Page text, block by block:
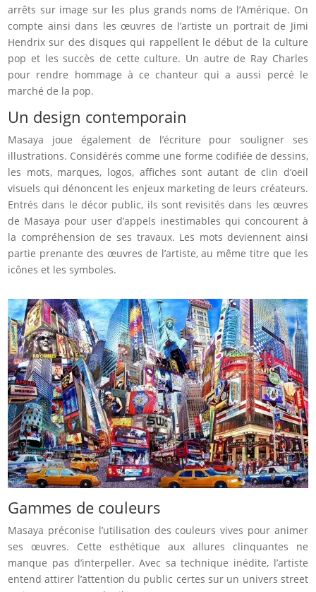
arrêts sur image sur les plus grands noms de l’Amérique. On
compte ainsi dans les œuvres de l’artiste un portrait de Jimi
Hendrix sur des disques qui rappellent le début de la culture
pop et les succès de cette culture. Un autre de Ray Charles
pour rendre hommage à ce chanteur qui a aussi percé le
marché de la pop.
Un design contemporain
Masaya joue également de l’écriture pour souligner ses
illustrations. Considérés comme une forme codifiée de dessins,
les mots, marques, logos, affiches sont autant de clin d’oeil
visuels qui dénoncent les enjeux marketing de leurs créateurs.
Entrés dans le décor public, ils sont revisités dans les œuvres
de Masaya pour user d’appels inestimables qui concourent à
la compréhension de ses travaux. Les mots deviennent ainsi
partie prenante des œuvres de l’artiste, au même titre que les
icônes et les symboles.
Gammes de couleurs
Masaya préconise l’utilisation des couleurs vives pour animer
ses œuvres. Cette esthétique aux allures clinquantes ne
manque pas d’interpeller. Avec sa technique inédite, l’artiste
entend attirer l’attention du public certes sur un univers street